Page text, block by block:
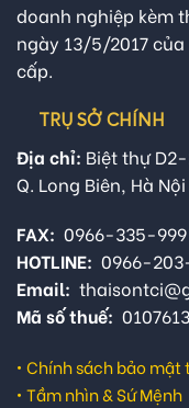
doanh nghiệp kèm
ngày 13/5/2017
cấp.
TRỤ SỞ CHÍNH
Địa chỉ: Biệt thự
Q. Long Biên, Hà Nội
FAX: 0966-335-999
HOTLINE: 0966-
Email:
Mã số thuế:
• Chính sách bảo mật
• Tầm nhìn & Sứ Mệnh